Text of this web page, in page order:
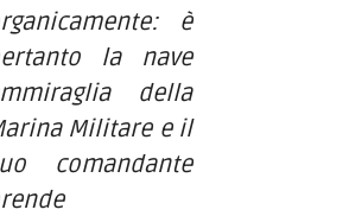
è
la nave
della
Militare e il
comandante